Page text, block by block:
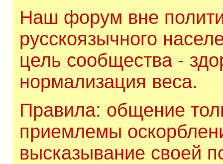
Наш форум вне
русскоязычного
цель сообщества -
нормализация веса.
Правила: общение
приемлемы
высказывание своей